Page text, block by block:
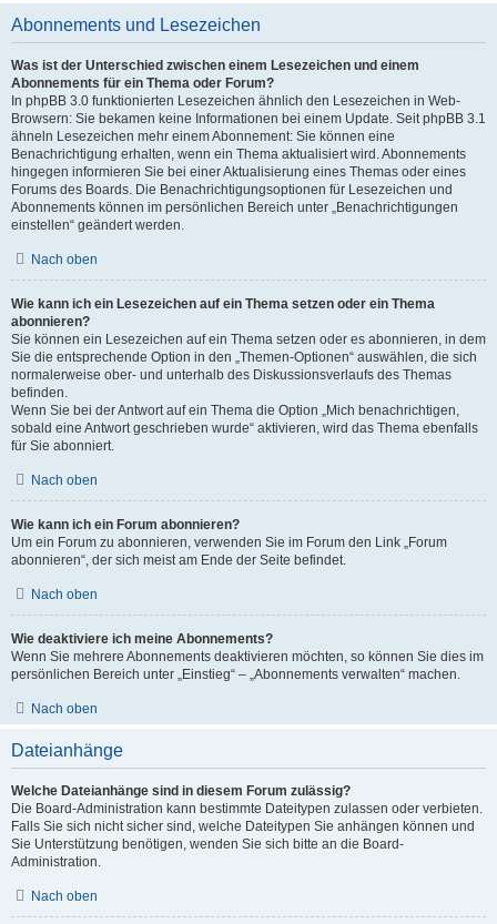
Abonnements und Lesezeichen
Was ist der Unterschied zwischen einem Lesezeichen und einem
Abonnements für ein Thema oder Forum?
In phpBB 3.0 funktionierten Lesezeichen ähnlich den Lesezeichen in Web-
Browsern: Sie bekamen keine Informationen bei einem Update. Seit phpBB 3.1
ähneln Lesezeichen mehr einem Abonnement: Sie können eine
Benachrichtigung erhalten, wenn ein Thema aktualisiert wird. Abonnements
hingegen informieren Sie bei einer Aktualisierung eines Themas oder eines
Forums des Boards. Die Benachrichtigungsoptionen für Lesezeichen und
Abonnements können im persönlichen Bereich unter „Benachrichtigungen
einstellen“ geändert werden.
Nach oben
Wie kann ich ein Lesezeichen auf ein Thema setzen oder ein Thema
abonnieren?
Sie können ein Lesezeichen auf ein Thema setzen oder es abonnieren, in dem
Sie die entsprechende Option in den „Themen-Optionen“ auswählen, die sich
normalerweise ober- und unterhalb des Diskussionsverlaufs des Themas
befinden.
Wenn Sie bei der Antwort auf ein Thema die Option „Mich benachrichtigen,
sobald eine Antwort geschrieben wurde“ aktivieren, wird das Thema ebenfalls
für Sie abonniert.
Nach oben
Wie kann ich ein Forum abonnieren?
Um ein Forum zu abonnieren, verwenden Sie im Forum den Link „Forum
abonnieren“, der sich meist am Ende der Seite befindet.
Nach oben
Wie deaktiviere ich meine Abonnements?
Wenn Sie mehrere Abonnements deaktivieren möchten, so können Sie dies im
persönlichen Bereich unter „Einstieg“ – „Abonnements verwalten“ machen.
Nach oben
Dateianhänge
Welche Dateianhänge sind in diesem Forum zulässig?
Die Board-Administration kann bestimmte Dateitypen zulassen oder verbieten.
Falls Sie sich nicht sicher sind, welche Dateitypen Sie anhängen können und
Sie Unterstützung benötigen, wenden Sie sich bitte an die Board-
Administration.
Nach oben